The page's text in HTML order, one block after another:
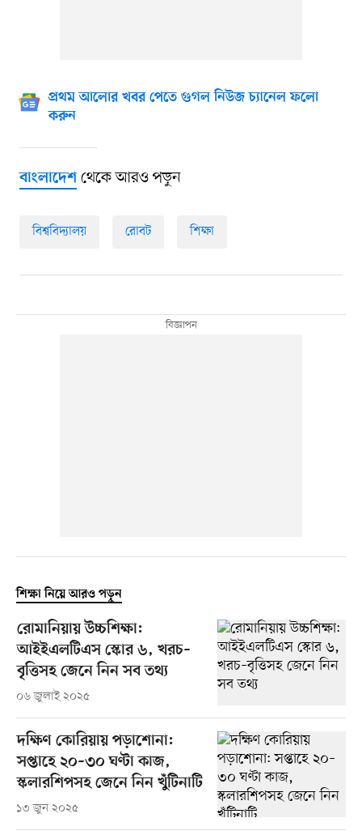
প্রথম আলোর খবর পেতে গুগল নিউজ চ্যানেল ফলো
করুন
বাংলাদেশথেকে আরও পড়ুন
বিশ্ববিদ্যালয় রোবট শিক্ষা
শিক্ষা নিয়ে আরও পড়ুন
রোমানিয়ায় উচ্চশিক্ষা:
আইইএলটিএস স্কোর ৬, খরচ–
বৃত্তিসহ জেনে নিন সব তথ্য
০৬ জুলাই ২০২৫
দক্ষিণ কোরিয়ায় পড়াশোনা:
সপ্তাহে ২০–৩০ ঘণ্টা কাজ,
স্কলারশিপসহ জেনে নিন খুঁটিনাটি
১৩ জুন ২০২৫